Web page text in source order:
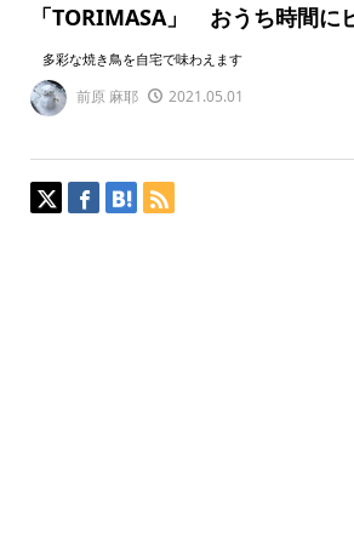
「TORIMASA」 おうち時間に
多彩な焼き鳥を自宅で味わえます
前原 麻耶 2021.05.01